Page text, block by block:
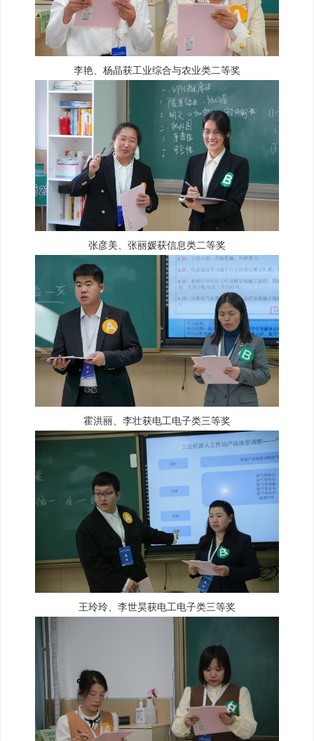
李艳、杨晶获工业综合与农业类二等奖
张彦美、张丽媛获信息类二等奖
霍洪丽、李壮获电工电子类三等奖
王玲玲、李世昊获电工电子类三等奖